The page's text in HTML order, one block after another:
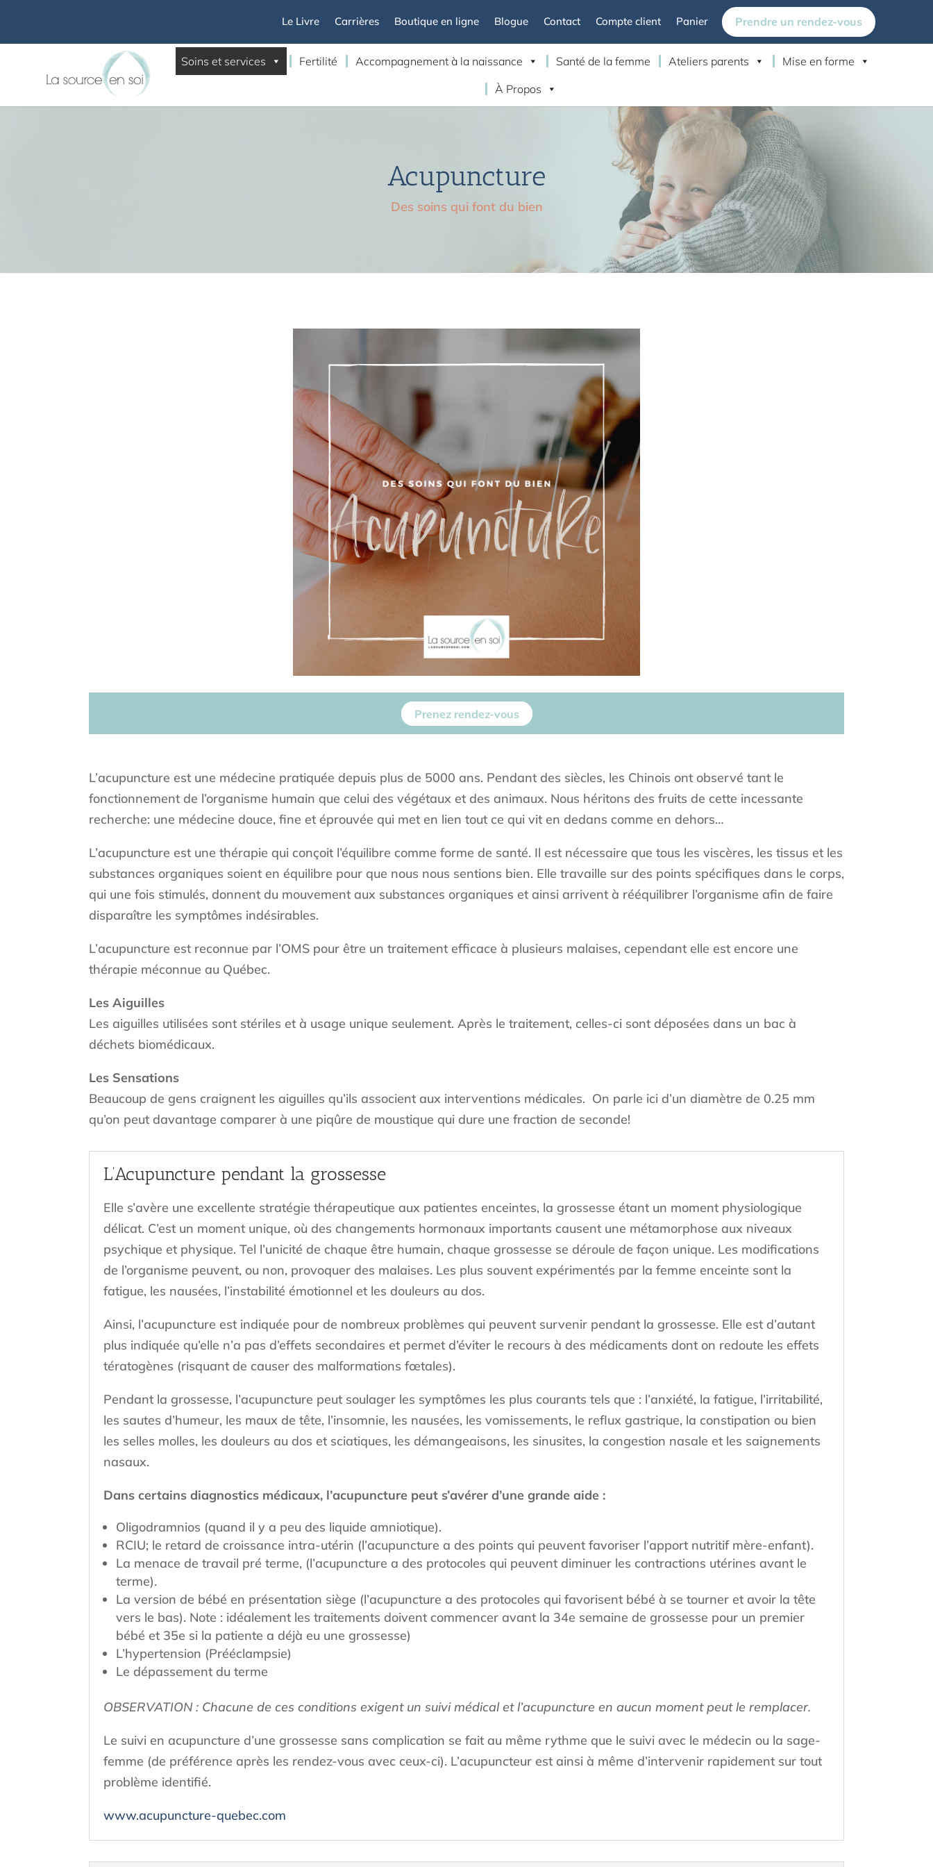
Le Livre Carrières Boutique en ligne Blogue Contact Compte client Panier Prendre un rendez-vous
Soins et services Fertilité Accompagnement à la naissance Santé de la femme Ateliers parents
Mise en forme
À Propos
Acupuncture
Des soins qui font du bien
Prenez rendez-vous
L’acupuncture est une médecine pratiquée depuis plus de 5000 ans. Pendant des siècles, les Chinois ont observé tant le
fonctionnement de l’organisme humain que celui des végétaux et des animaux. Nous héritons des fruits de cette incessante
recherche: une médecine douce, fine et éprouvée qui met en lien tout ce qui vit en dedans comme en dehors…
L’acupuncture est une thérapie qui conçoit l’équilibre comme forme de santé. Il est nécessaire que tous les viscères, les tissus et les
substances organiques soient en équilibre pour que nous nous sentions bien. Elle travaille sur des points spécifiques dans le corps,
qui une fois stimulés, donnent du mouvement aux substances organiques et ainsi arrivent à rééquilibrer l’organisme afin de faire
disparaître les symptômes indésirables.
L’acupuncture est reconnue par l’OMS pour être un traitement efficace à plusieurs malaises, cependant elle est encore une
thérapie méconnue au Québec.
Les Aiguilles
Les aiguilles utilisées sont stériles et à usage unique seulement. Après le traitement, celles-ci sont déposées dans un bac à
déchets biomédicaux.
Les Sensations
Beaucoup de gens craignent les aiguilles qu’ils associent aux interventions médicales. On parle ici d’un diamètre de 0.25 mm
qu’on peut davantage comparer à une piqûre de moustique qui dure une fraction de seconde!
L’Acupuncture pendant la grossesse
Elle s’avère une excellente stratégie thérapeutique aux patientes enceintes, la grossesse étant un moment physiologique
délicat. C’est un moment unique, où des changements hormonaux importants causent une métamorphose aux niveaux
psychique et physique. Tel l’unicité de chaque être humain, chaque grossesse se déroule de façon unique. Les modifications
de l’organisme peuvent, ou non, provoquer des malaises. Les plus souvent expérimentés par la femme enceinte sont la
fatigue, les nausées, l’instabilité émotionnel et les douleurs au dos.
Ainsi, l’acupuncture est indiquée pour de nombreux problèmes qui peuvent survenir pendant la grossesse. Elle est d’autant
plus indiquée qu’elle n’a pas d’effets secondaires et permet d’éviter le recours à des médicaments dont on redoute les effets
tératogènes (risquant de causer des malformations fœtales).
Pendant la grossesse, l’acupuncture peut soulager les symptômes les plus courants tels que : l’anxiété, la fatigue, l’irritabilité,
les sautes d’humeur, les maux de tête, l’insomnie, les nausées, les vomissements, le reflux gastrique, la constipation ou bien
les selles molles, les douleurs au dos et sciatiques, les démangeaisons, les sinusites, la congestion nasale et les saignements
nasaux.
Dans certains diagnostics médicaux, l’acupuncture peut s’avérer d’une grande aide :
Oligodramnios (quand il y a peu des liquide amniotique).
RCIU; le retard de croissance intra-utérin (l’acupuncture a des points qui peuvent favoriser l’apport nutritif mère-enfant).
La menace de travail pré terme, (l’acupuncture a des protocoles qui peuvent diminuer les contractions utérines avant le
terme).
La version de bébé en présentation siège (l’acupuncture a des protocoles qui favorisent bébé à se tourner et avoir la tête
vers le bas). Note : idéalement les traitements doivent commencer avant la 34e semaine de grossesse pour un premier
bébé et 35e si la patiente a déjà eu une grossesse)
L’hypertension (Prééclampsie)
Le dépassement du terme
OBSERVATION : Chacune de ces conditions exigent un suivi médical et l’acupuncture en aucun moment peut le remplacer.
Le suivi en acupuncture d’une grossesse sans complication se fait au même rythme que le suivi avec le médecin ou la sage-
femme (de préférence après les rendez-vous avec ceux-ci). L’acupuncteur est ainsi à même d’intervenir rapidement sur tout
problème identifié.
www.acupuncture-quebec.com